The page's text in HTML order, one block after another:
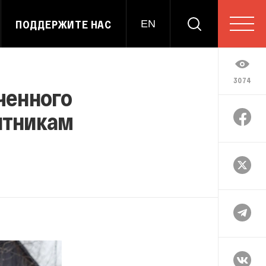
ПОДДЕРЖИТЕ НАС EN
3074